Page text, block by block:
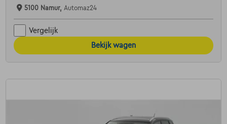
5100 Namur, Automaz24
Vergelijk
Bekijk wagen